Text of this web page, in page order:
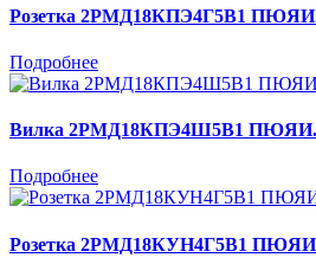
Розетка 2РМД18КПЭ4Г5В1
Подробнее
Вилка 2РМД18КПЭ4Ш5В1
Подробнее
Розетка 2РМД18КУН4Г5В1